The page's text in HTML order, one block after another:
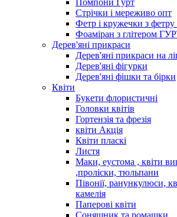
Помпони Гурт
Стрічки і мереживо опт
Фетр і кружечки з
Фоаміран з глітером
Дерев'яні прикраси
Дерев'яні прикраси на
Дерев'яні фігурки
Дерев'яні фішки та бірки
Квіти
Букети флористичні
Головки квітів
Гортензія та фрезія
квіти Акція
Квіти пласкі
Листя
Маки, еустома , квіти
,проліски, тюльпани
Півонії, ранункулюси,
камелія
Паперові квіти
Соняшник та ромашки